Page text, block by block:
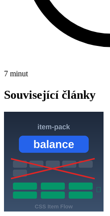
7 minut
Související články